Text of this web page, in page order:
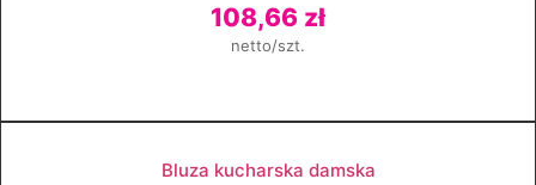
108,66 zł
netto/szt.
Bluza kucharska damska